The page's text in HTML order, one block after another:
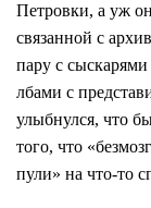
Петровки, а уж
связанной с
пару с
лбами с
улыбнулся, что
того, что
пули» на что-то